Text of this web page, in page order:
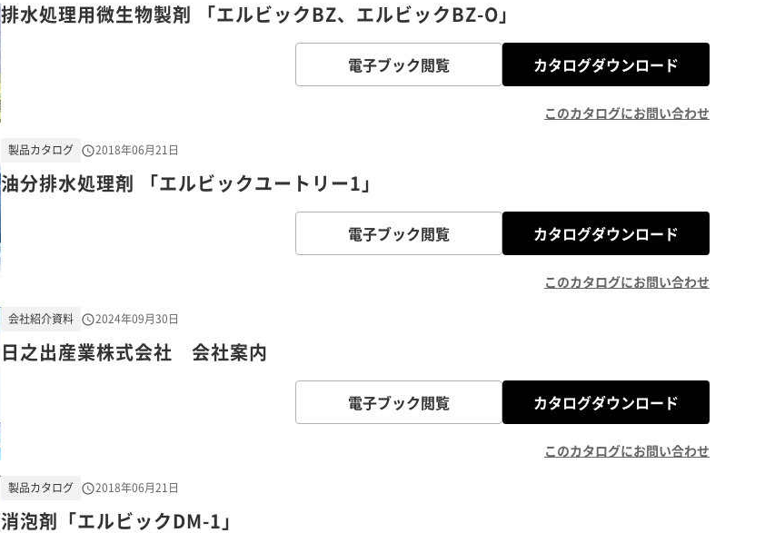
排水処理用微生物製剤 「エルビックBZ、エルビックBZ-O」
電子ブック閲覧 カタログダウンロード
このカタログにお問い合わせ
油分排水処理剤 「エルビックユートリー1」
製品カタログ 2018年06月21日
電子ブック閲覧 カタログダウンロード
このカタログにお問い合わせ
日之出産業株式会社 会社案内
会社紹介資料 2024年09月30日
電子ブック閲覧 カタログダウンロード
このカタログにお問い合わせ
消泡剤「エルビックDM-1」
製品カタログ 2018年06月21日